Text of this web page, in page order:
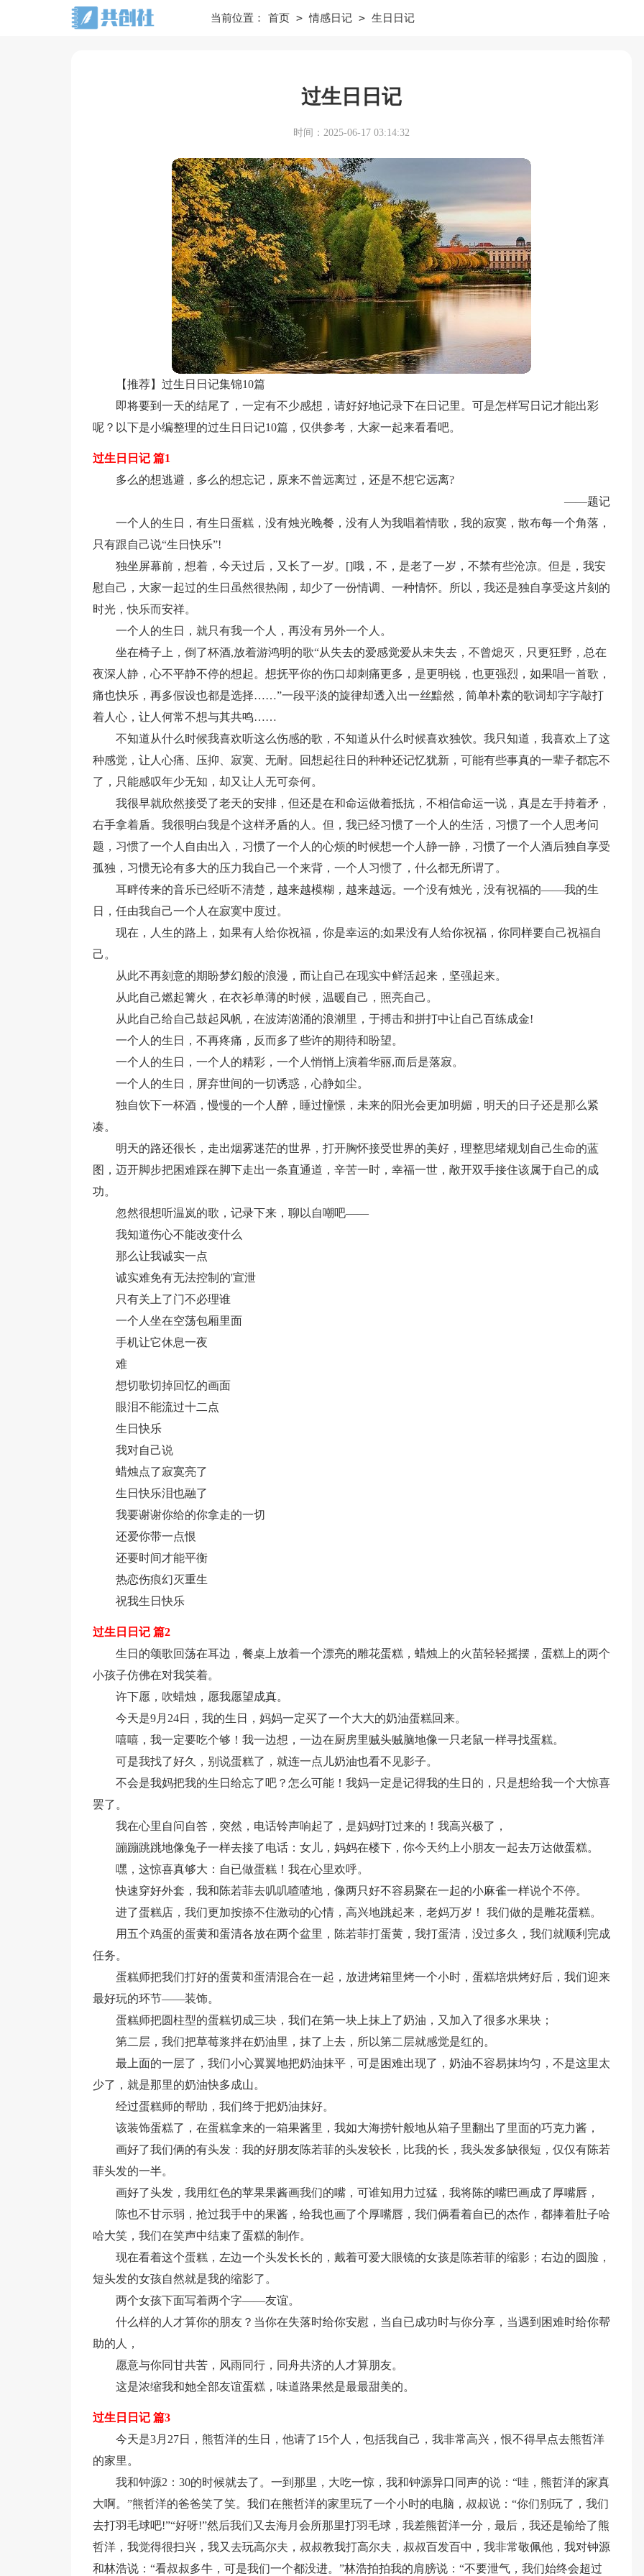
当前位置： 首页 > 情感日记 > 生日日记
过生日日记
时间：2025-06-17 03:14:32
【推荐】过生日日记集锦10篇
即将要到一天的结尾了，一定有不少感想，请好好地记录下在日记里。可是怎样写日记才能出彩
呢？以下是小编整理的过生日日记10篇，仅供参考，大家一起来看看吧。
过生日日记 篇1
多么的想逃避，多么的想忘记，原来不曾远离过，还是不想它远离?
——题记
一个人的生日，有生日蛋糕，没有烛光晚餐，没有人为我唱着情歌，我的寂寞，散布每一个角落，
只有跟自己说“生日快乐”!
独坐屏幕前，想着，今天过后，又长了一岁。[]哦，不，是老了一岁，不禁有些沧凉。但是，我安
慰自己，大家一起过的生日虽然很热闹，却少了一份情调、一种情怀。所以，我还是独自享受这片刻的
时光，快乐而安祥。
一个人的生日，就只有我一个人，再没有另外一个人。
坐在椅子上，倒了杯酒,放着游鸿明的歌“从失去的爱感觉爱从未失去，不曾熄灭，只更狂野，总在
夜深人静，心不平静不停的想起。想抚平你的伤口却刺痛更多，是更明锐，也更强烈，如果唱一首歌，
痛也快乐，再多假设也都是选择……”一段平淡的旋律却透入出一丝黯然，简单朴素的歌词却字字敲打
着人心，让人何常不想与其共鸣……
不知道从什么时候我喜欢听这么伤感的歌，不知道从什么时候喜欢独饮。我只知道，我喜欢上了这
种感觉，让人心痛、压抑、寂寞、无耐。回想起往日的种种还记忆犹新，可能有些事真的一辈子都忘不
了，只能感叹年少无知，却又让人无可奈何。
我很早就欣然接受了老天的安排，但还是在和命运做着抵抗，不相信命运一说，真是左手持着矛，
右手拿着盾。我很明白我是个这样矛盾的人。但，我已经习惯了一个人的生活，习惯了一个人思考问
题，习惯了一个人自由出入，习惯了一个人的心烦的时候想一个人静一静，习惯了一个人酒后独自享受
孤独，习惯无论有多大的压力我自己一个来背，一个人习惯了，什么都无所谓了。
耳畔传来的音乐已经听不清楚，越来越模糊，越来越远。一个没有烛光，没有祝福的——我的生
日，任由我自己一个人在寂寞中度过。
现在，人生的路上，如果有人给你祝福，你是幸运的;如果没有人给你祝福，你同样要自己祝福自
己。
从此不再刻意的期盼梦幻般的浪漫，而让自己在现实中鲜活起来，坚强起来。
从此自己燃起篝火，在衣衫单薄的时候，温暖自己，照亮自己。
从此自己给自己鼓起风帆，在波涛汹涌的浪潮里，于搏击和拼打中让自己百练成金!
一个人的生日，不再疼痛，反而多了些许的期待和盼望。
一个人的生日，一个人的精彩，一个人悄悄上演着华丽,而后是落寂。
一个人的生日，屏弃世间的一切诱惑，心静如尘。
独自饮下一杯酒，慢慢的一个人醉，睡过憧憬，未来的阳光会更加明媚，明天的日子还是那么紧
凑。
明天的路还很长，走出烟雾迷茫的世界，打开胸怀接受世界的美好，理整思绪规划自己生命的蓝
图，迈开脚步把困难踩在脚下走出一条直通道，辛苦一时，幸福一世，敞开双手接住该属于自己的成
功。
忽然很想听温岚的歌，记录下来，聊以自嘲吧——
我知道伤心不能改变什么
那么让我诚实一点
诚实难免有无法控制的'宣泄
只有关上了门不必理谁
一个人坐在空荡包厢里面
手机让它休息一夜
难
想切歌切掉回忆的画面
眼泪不能流过十二点
生日快乐
我对自己说
蜡烛点了寂寞亮了
生日快乐泪也融了
我要谢谢你给的你拿走的一切
还爱你带一点恨
还要时间才能平衡
热恋伤痕幻灭重生
祝我生日快乐
过生日日记 篇2
生日的颂歌回荡在耳边，餐桌上放着一个漂亮的雕花蛋糕，蜡烛上的火苗轻轻摇摆，蛋糕上的两个
小孩子仿佛在对我笑着。
许下愿，吹蜡烛，愿我愿望成真。
今天是9月24日，我的生日，妈妈一定买了一个大大的奶油蛋糕回来。
嘻嘻，我一定要吃个够！我一边想，一边在厨房里贼头贼脑地像一只老鼠一样寻找蛋糕。
可是我找了好久，别说蛋糕了，就连一点儿奶油也看不见影子。
不会是我妈把我的生日给忘了吧？怎么可能！我妈一定是记得我的生日的，只是想给我一个大惊喜
罢了。
我在心里自问自答，突然，电话铃声响起了，是妈妈打过来的！我高兴极了，
蹦蹦跳跳地像兔子一样去接了电话：女儿，妈妈在楼下，你今天约上小朋友一起去万达做蛋糕。
嘿，这惊喜真够大：自已做蛋糕！我在心里欢呼。
快速穿好外套，我和陈若菲去叽叽喳喳地，像两只好不容易聚在一起的小麻雀一样说个不停。
进了蛋糕店，我们更加按捺不住激动的心情，高兴地跳起来，老妈万岁！ 我们做的是雕花蛋糕。
用五个鸡蛋的蛋黄和蛋清各放在两个盆里，陈若菲打蛋黄，我打蛋清，没过多久，我们就顺利完成
任务。
蛋糕师把我们打好的蛋黄和蛋清混合在一起，放进烤箱里烤一个小时，蛋糕培烘烤好后，我们迎来
最好玩的环节——装饰。
蛋糕师把圆柱型的蛋糕切成三块，我们在第一块上抹上了奶油，又加入了很多水果块；
第二层，我们把草莓浆拌在奶油里，抹了上去，所以第二层就感觉是红的。
最上面的一层了，我们小心翼翼地把奶油抹平，可是困难出现了，奶油不容易抹均匀，不是这里太
少了，就是那里的奶油快多成山。
经过蛋糕师的帮助，我们终于把奶油抹好。
该装饰蛋糕了，在蛋糕拿来的一箱果酱里，我如大海捞针般地从箱子里翻出了里面的巧克力酱，
画好了我们俩的有头发：我的好朋友陈若菲的头发较长，比我的长，我头发多缺很短，仅仅有陈若
菲头发的一半。
画好了头发，我用红色的苹果果酱画我们的嘴，可谁知用力过猛，我将陈的嘴巴画成了厚嘴唇，
陈也不甘示弱，抢过我手中的果酱，给我也画了个厚嘴唇，我们俩看着自已的杰作，都捧着肚子哈
哈大笑，我们在笑声中结束了蛋糕的制作。
现在看着这个蛋糕，左边一个头发长长的，戴着可爱大眼镜的女孩是陈若菲的缩影；右边的圆脸，
短头发的女孩自然就是我的缩影了。
两个女孩下面写着两个字——友谊。
什么样的人才算你的朋友？当你在失落时给你安慰，当自已成功时与你分享，当遇到困难时给你帮
助的人，
愿意与你同甘共苦，风雨同行，同舟共济的人才算朋友。
这是浓缩我和她全部友谊蛋糕，味道路果然是最最甜美的。
过生日日记 篇3
今天是3月27日，熊哲洋的生日，他请了15个人，包括我自己，我非常高兴，恨不得早点去熊哲洋
的家里。
我和钟源2：30的时候就去了。一到那里，大吃一惊，我和钟源异口同声的说：“哇，熊哲洋的家真
大啊。”熊哲洋的爸爸笑了笑。我们在熊哲洋的家里玩了一个小时的电脑，叔叔说：“你们别玩了，我们
去打羽毛球吧!”“好呀!”然后我们又去海月会所那里打羽毛球，我差熊哲洋一分，最后，我还是输给了熊
哲洋，我觉得很扫兴，我又去玩高尔夫，叔叔教我打高尔夫，叔叔百发百中，我非常敬佩他，我对钟源
和林浩说：“看叔叔多牛，可是我们一个都没进。”林浩拍拍我的肩膀说：“不要泄气，我们始终会超过